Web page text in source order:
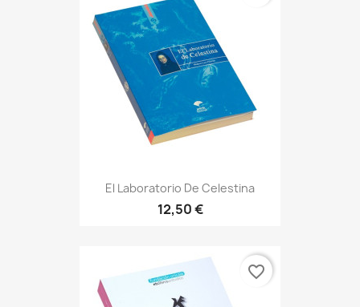
El Laboratorio De Celestina
12,50 €
favorite_border